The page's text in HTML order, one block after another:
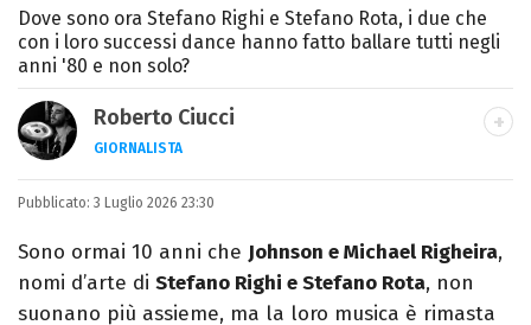
Dove sono ora Stefano Righi e Stefano Rota, i due che
con i loro successi dance hanno fatto ballare tutti negli
anni '80 e non solo?
Roberto Ciucci
GIORNALISTA
INSTAGRAM
FACEBOOK
Appassionato di sport, avido consumatore
di manga e film, cultore di tutto ciò che è
stato girato da Quentin Tarantino e
musicista nel tempo libero.
Pubblicato: 3 Luglio 2026 23:30
Sono ormai 10 anni che Johnson e Michael Righeira,
nomi d’arte di Stefano Righi e Stefano Rota, non
suonano più assieme, ma la loro musica è rimasta